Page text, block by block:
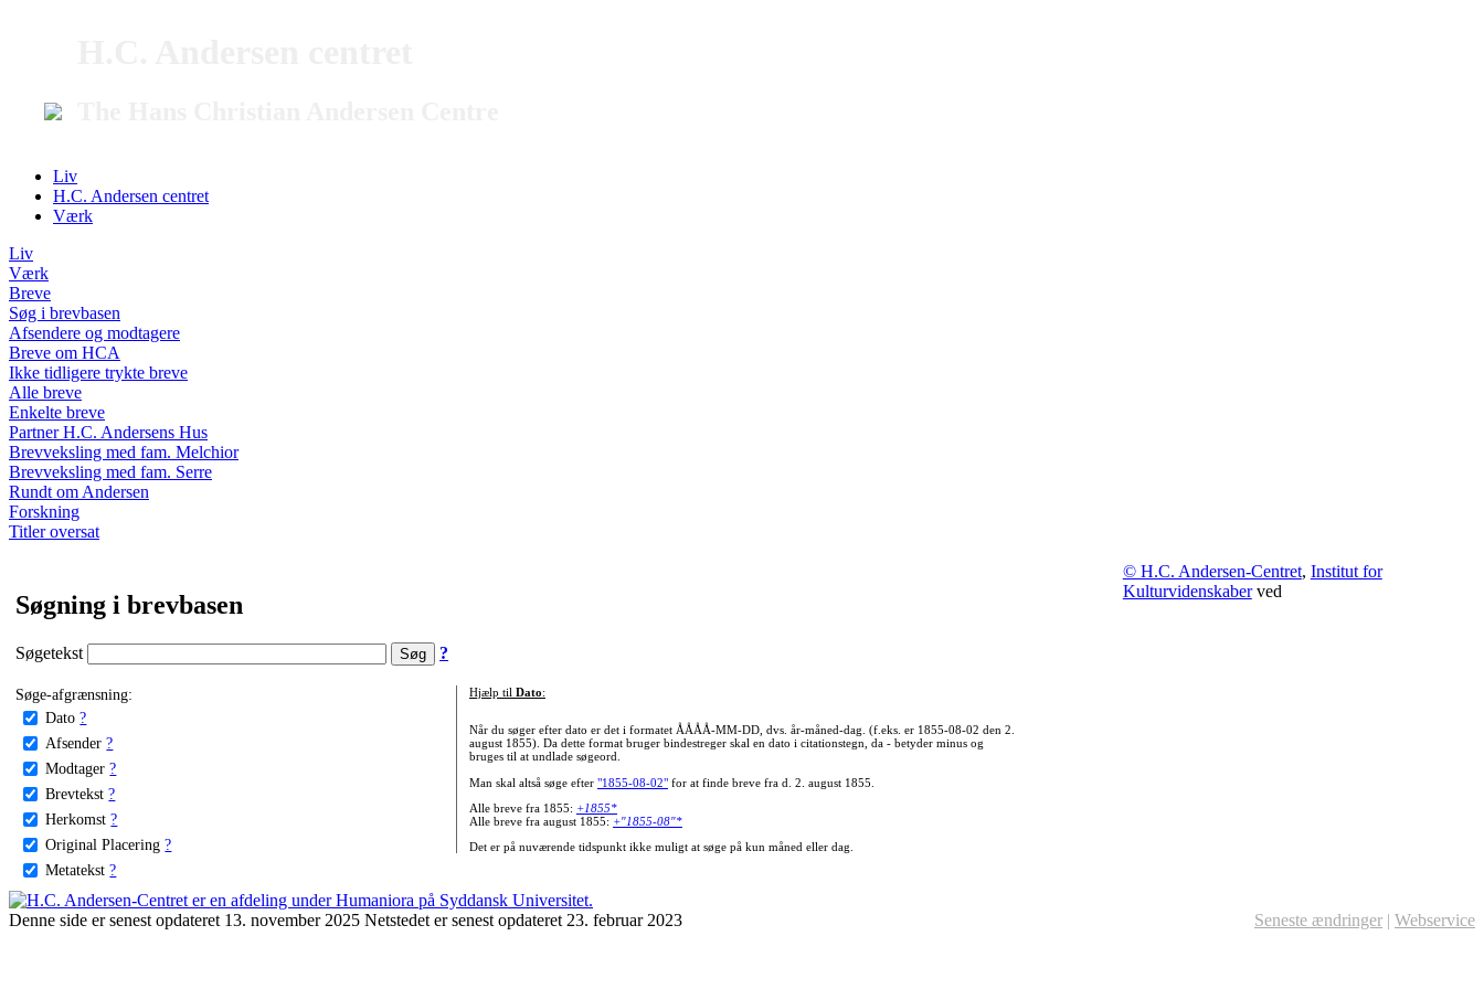
Liv
H.C. Andersen centret
Værk
Liv
Værk
Breve
Søg i brevbasen
Afsendere og modtagere
Breve om HCA
Ikke tidligere trykte breve
Alle breve
Enkelte breve
Partner H.C. Andersens Hus
Brevveksling med fam. Melchior
Brevveksling med fam. Serre
Rundt om Andersen
Forskning
Titler oversat
Søgning i brevbasen
Søgetekst ?
Søge-afgrænsning:
Dato ?
Afsender ?
Modtager ?
Brevtekst ?
Herkomst ?
Original Placering ?
Metatekst ?
Hjælp til Dato:
Når du søger efter dato er det i formatet ÅÅÅÅ-MM-DD, dvs. år-måned-dag. (f.eks. er 1855-08-02 den 2.
august 1855). Da dette format bruger bindestreger skal en dato i citationstegn, da - betyder minus og
bruges til at undlade søgeord.
Man skal altså søge efter "1855-08-02"for at finde breve fra d. 2. august 1855.
Alle breve fra 1855: +1855*
Alle breve fra august 1855: +"1855-08"*
Det er på nuværende tidspunkt ikke muligt at søge på kun måned eller dag.
© H.C. Andersen-Centret, Institut for
Kulturvidenskaberved
Denne side er senest opdateret 13. november 2025 Netstedet er senest opdateret 23. februar 2023 Seneste ændringer | Webservice